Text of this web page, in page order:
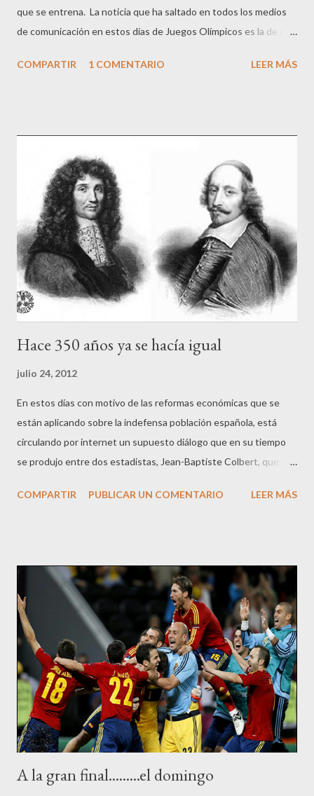
que se entrena. La noticia que ha saltado en todos los medios
de comunicación en estos días de Juegos Olímpicos es la de que
dice no sentirse a gusto vistiendo la camiseta española que
diario Ara, donde afirma no sentirse orgulloso de jugar con el
combinado nacional ni escuchando el himno de España. Álex
Fábregas ha realizado unas polémicas declaraciones al diario
Ara: "Juego con España porque es con quien me toca jugar. No
tengo otra opción. Mi sentimiento es catalán y no siento lo
mismo escuchandoel himno espa...
COMPARTIR 1 COMENTARIO LEER MÁS
Hace 350 años ya se hacía igual
julio 24, 2012
En estos días con motivo de las reformas económicas que se
están aplicando sobre la indefensa población española, está
circulando por internet un supuesto diálogo que en su tiempo
se produjo entre dos estadistas, Jean-Baptiste Colbert, que fue
y 1.683, y su mentor, el famoso cardenal Mazarino, primer
muerte, en marzo de 1661. El supuesto diálogo, cuya
autenticidad no ha sido probada aunque es probable que fuese
cierto debido a la gran afición del cardenal a gravar a sus
conciudadanos con innumerables tipos de impuestos, llegando a
acumular una de las mayores fortunas de Francia, dice así: C:
Para conseguir dinero, hay un momento en que, engañar [al
contribuyente] ya no es posible. Me gustaría, Señor ...
COMPARTIR PUBLICAR UN COMENTARIO LEER MÁS
A la gran final.........el domingo